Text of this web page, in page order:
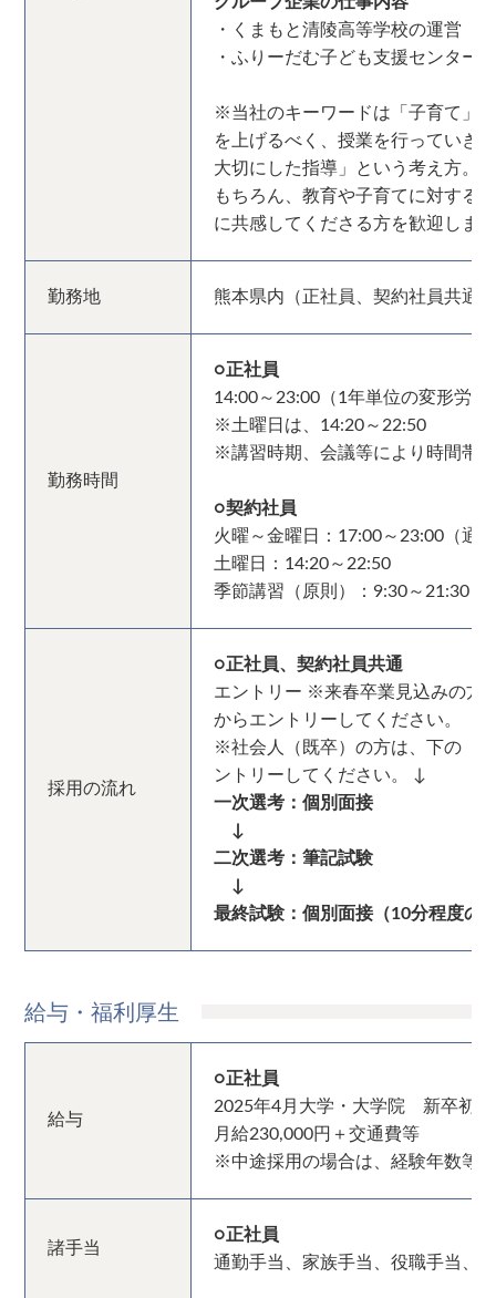
・くまもと清陵高等学校の運営
・ふりーだむ子ども支援センター
※当社のキーワードは「子育て」
を上げるべく、授業を行っていき
大切にした指導」という考え方。
もちろん、教育や子育てに対する
に共感してくださる方を歓迎しま
勤務地 熊本県内（正社員、契約社員共通
勤務時間
○正社員
14:00～23:00（1年単位の変形労
※土曜日は、14:20～22:50
※講習時期、会議等により時間帯
○契約社員
火曜～金曜日：17:00～23:00（通
土曜日：14:20～22:50
季節講習（原則）：9:30～21:30
採用の流れ
○正社員、契約社員共通
エントリー ※来春卒業見込みの方
からエントリーしてください。
※社会人（既卒）の方は、下の「
ントリーしてください。 ↓
一次選考：個別面接
↓
二次選考：筆記試験
↓
最終試験：個別面接（10分程度の
給与・福利厚生
給与
○正社員
2025年4月大学・大学院 新卒初
月給230,000円＋交通費等
※中途採用の場合は、経験年数等
諸手当
○正社員
通勤手当、家族手当、役職手当、